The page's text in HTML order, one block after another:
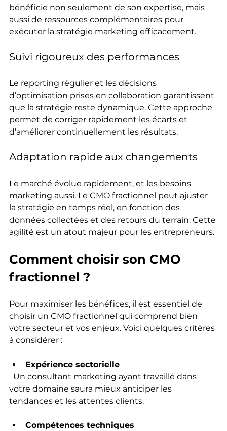
bénéficie non seulement de son expertise, mais
aussi de ressources complémentaires pour
exécuter la stratégie marketing efficacement.
Suivi rigoureux des performances
Le reporting régulier et les décisions
d’optimisation prises en collaboration garantissent
que la stratégie reste dynamique. Cette approche
permet de corriger rapidement les écarts et
d’améliorer continuellement les résultats.
Adaptation rapide aux changements
Le marché évolue rapidement, et les besoins
marketing aussi. Le CMO fractionnel peut ajuster
la stratégie en temps réel, en fonction des
données collectées et des retours du terrain. Cette
agilité est un atout majeur pour les entrepreneurs.
Comment choisir son CMO
fractionnel ?
Pour maximiser les bénéfices, il est essentiel de
choisir un CMO fractionnel qui comprend bien
votre secteur et vos enjeux. Voici quelques critères
à considérer :
Expérience sectorielle
votre domaine saura mieux anticiper les
tendances et les attentes clients.
Compétences techniques